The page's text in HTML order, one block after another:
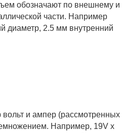
обозначают по внешнему и
части. Например
диаметр, 2.5 мм внутренний
и ампер (рассмотренных
Например, 19V x